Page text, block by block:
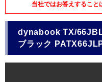
当社ではお答えすること
dynabook TX/
ブラック